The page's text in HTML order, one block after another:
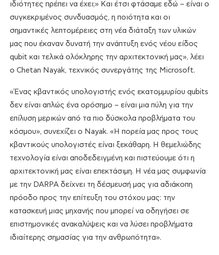
ιδιότητες πρέπει να έχει;» Και έτσι φτάσαμε εδώ – είναι ο
συγκεκριμένος συνδυασμός, η ποιότητα και οι
σημαντικές λεπτομέρειες στη νέα διάταξη των υλικών
μας που έκαναν δυνατή την ανάπτυξη ενός νέου είδος
qubit και τελικά ολόκληρης την αρχιτεκτονική μας», λέει
ο Chetan Nayak, τεχνικός συνεργάτης της Microsoft.
«Ένας κβαντικός υπολογιστής ενός εκατομμυρίου qubits
δεν είναι απλώς ένα ορόσημο – είναι μια πύλη για την
επίλυση μερικών από τα πιο δύσκολα προβλήματα του
κόσμου», συνεχίζει ο Nayak. «Η πορεία μας προς τους
κβαντικούς υπολογιστές είναι ξεκάθαρη. Η θεμελιώδης
τεχνολογία είναι αποδεδειγμένη και πιστεύουμε ότι η
αρχιτεκτονική μας είναι επεκτάσιμη. Η νέα μας συμφωνία
με την DARPA δείχνει τη δέσμευσή μας για αδιάκοπη
πρόοδο προς την επίτευξη του στόχου μας: την
κατασκευή μιας μηχανής που μπορεί να οδηγήσει σε
επιστημονικές ανακαλύψεις και να λύσει προβλήματα
ιδιαίτερης σημασίας για την ανθρωπότητα».